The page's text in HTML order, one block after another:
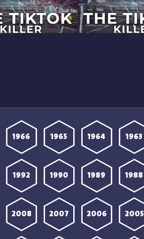
1963
1964
1965
1966
1988
1989
1990
1992
2005
2006
2007
2008